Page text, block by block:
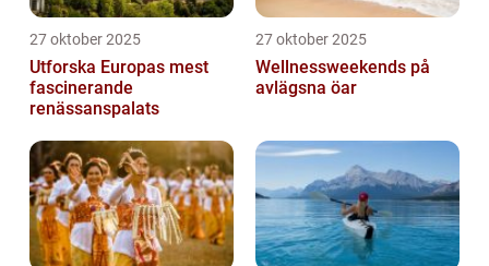
27 oktober 2025
Utforska Europas mest
fascinerande
renässanspalats
27 oktober 2025
Wellnessweekends på
avlägsna öar